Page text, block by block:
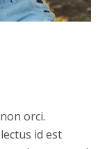
orci.
id est